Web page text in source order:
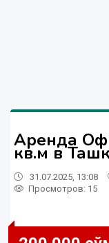
Аренда
кв.м в
31.07.2025, 13:08
Просмотров: 15